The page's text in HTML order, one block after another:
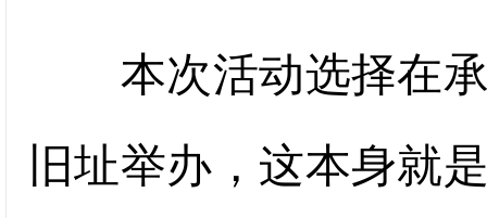
本次活动选择在承
旧址举办，这本身就